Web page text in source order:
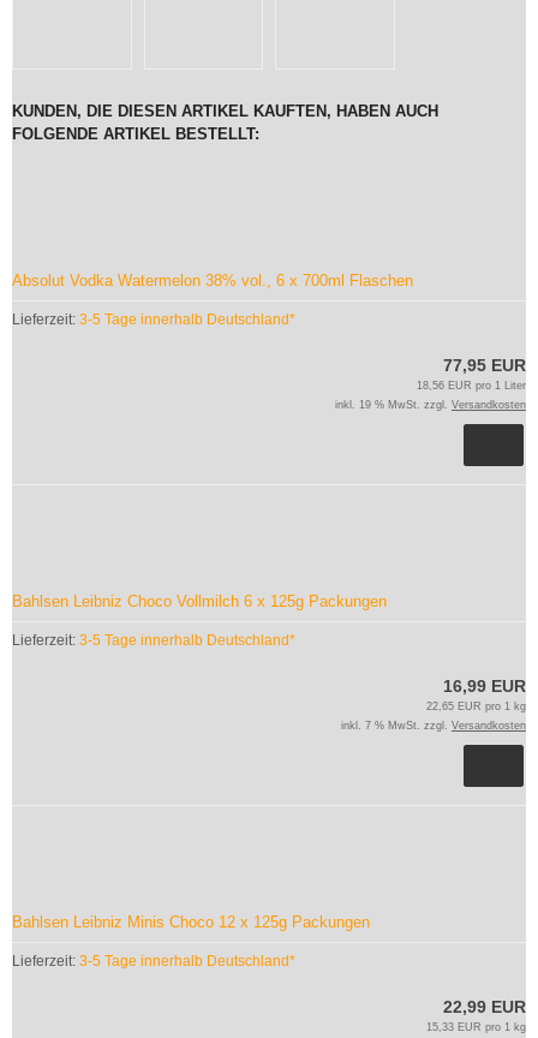
KUNDEN, DIE DIESEN ARTIKEL KAUFTEN, HABEN AUCH
FOLGENDE ARTIKEL BESTELLT:
Absolut Vodka Watermelon 38% vol., 6 x 700ml Flaschen
Lieferzeit: 3-5 Tage innerhalb Deutschland*
77,95 EUR
18,56 EUR pro 1 Liter
inkl. 19 % MwSt. zzgl. Versandkosten
Bahlsen Leibniz Choco Vollmilch 6 x 125g Packungen
Lieferzeit: 3-5 Tage innerhalb Deutschland*
16,99 EUR
22,65 EUR pro 1 kg
inkl. 7 % MwSt. zzgl. Versandkosten
Bahlsen Leibniz Minis Choco 12 x 125g Packungen
Lieferzeit: 3-5 Tage innerhalb Deutschland*
22,99 EUR
15,33 EUR pro 1 kg